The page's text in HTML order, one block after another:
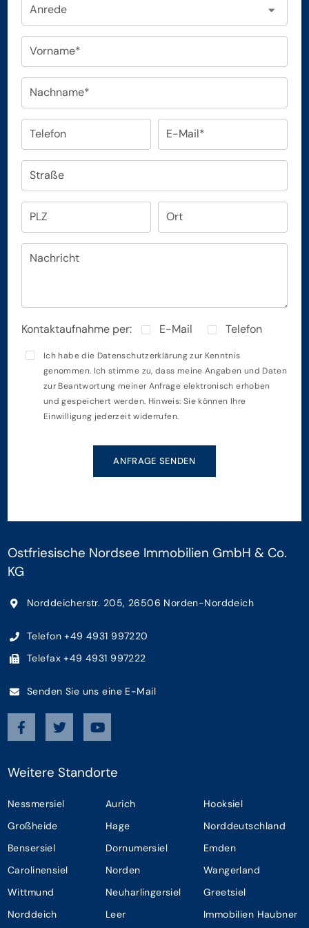
Anrede
Vorname*
Nachname*
Telefon E-Mail*
Straße
PLZ Ort
Nachricht
Kontaktaufnahme per: E-Mail Telefon
Ich habe die Datenschutzerklärungzur Kenntnis
genommen. Ich stimme zu, dass meine Angaben und Daten
zur Beantwortung meiner Anfrage elektronisch erhoben
und gespeichert werden. Hinweis: Sie können Ihre
Einwilligung jederzeit widerrufen.
ANFRAGE SENDEN
Ostfriesische Nordsee Immobilien GmbH & Co.
KG
Norddeicherstr. 205, 26506 Norden-Norddeich
Telefon +49 4931 997220
Telefax +49 4931 997222
Senden Sie uns eine E-Mail
Weitere Standorte
Nessmersiel Aurich
Hooksiel
Großheide
Hage
Norddeutschland
Bensersiel
Dornumersiel
Emden
Carolinensiel
Norden
Wangerland
Wittmund
Neuharlingersiel
Greetsiel
Norddeich
Leer Immobilien Haubner